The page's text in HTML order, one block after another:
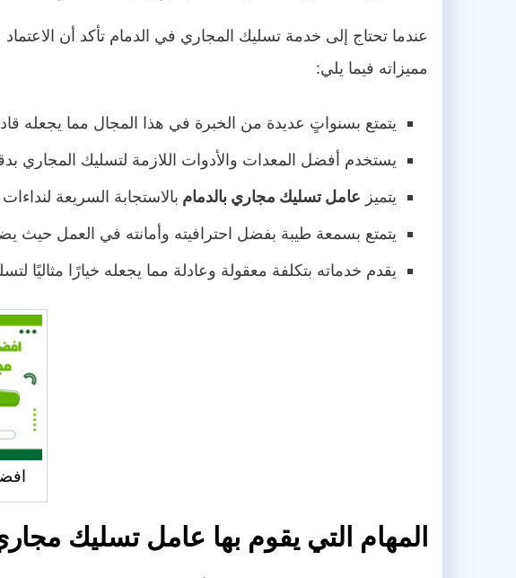
عندما تحتاج إلى خدمة تسليك المجاري في الدمام تأكد أن
مميزاته فيما يلي:
يتمتع بسنواتٍ عديدة من الخبرة في هذا المجال مما
يستخدم أفضل المعدات والأدوات اللازمة لتسليك المجاري
يتميز عامل تسليك مجاري بالدمام بالاستجابة السريعة
يتمتع بسمعة طيبة بفضل احترافيته وأمانته في العمل حيث
يقدم خدماته بتكلفة معقولة وعادلة مما يجعله خيارًا مثاليًا
المهام التي يقوم بها عامل تسليك